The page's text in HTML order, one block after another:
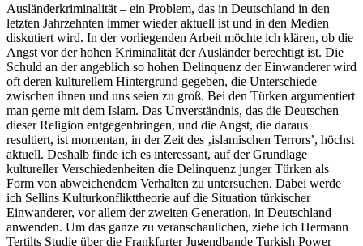
Ausländerkriminalität – ein Problem, das in Deutschland in den
letzten Jahrzehnten immer wieder aktuell ist und in den Medien
diskutiert wird. In der vorliegenden Arbeit möchte ich klären, ob die
Angst vor der hohen Kriminalität der Ausländer berechtigt ist. Die
Schuld an der angeblich so hohen Delinquenz der Einwanderer wird
oft deren kulturellem Hintergrund gegeben, die Unterschiede
zwischen ihnen und uns seien zu groß. Bei den Türken argumentiert
man gerne mit dem Islam. Das Unverständnis, das die Deutschen
dieser Religion entgegenbringen, und die Angst, die daraus
resultiert, ist momentan, in der Zeit des ‚islamischen Terrors’, höchst
aktuell. Deshalb finde ich es interessant, auf der Grundlage
kultureller Verschiedenheiten die Delinquenz junger Türken als
Form von abweichendem Verhalten zu untersuchen. Dabei werde
ich Sellins Kulturkonflikttheorie auf die Situation türkischer
Einwanderer, vor allem der zweiten Generation, in Deutschland
anwenden. Um das ganze zu veranschaulichen, ziehe ich Hermann
Tertilts Studie über die Frankfurter Jugendbande Turkish Power